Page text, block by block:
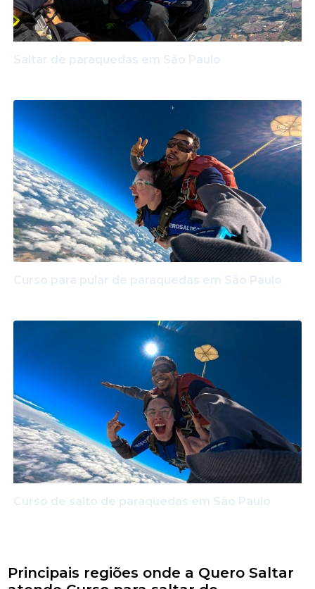
Saltar de paraquedas em São Paulo
Curso para pular de paraquedas em São Paulo
Curso de salto de paraquedas em São Paulo
Principais regiões onde a Quero Saltar